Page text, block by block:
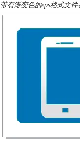
带有渐变色的eps格式文